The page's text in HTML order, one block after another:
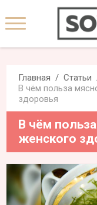
Главная
Статьи
В чём польза
здоровья
В чём
женского